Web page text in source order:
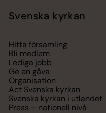
Svenska kyrkan
Hitta församling
Bli medlem
Lediga jobb
Ge en gåva
Organisation
Act Svenska kyrkan
Svenska kyrkan i utlandet
Press – nationell nivå